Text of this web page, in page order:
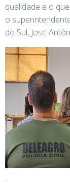
qualidade e o
o
do Sul, José
.